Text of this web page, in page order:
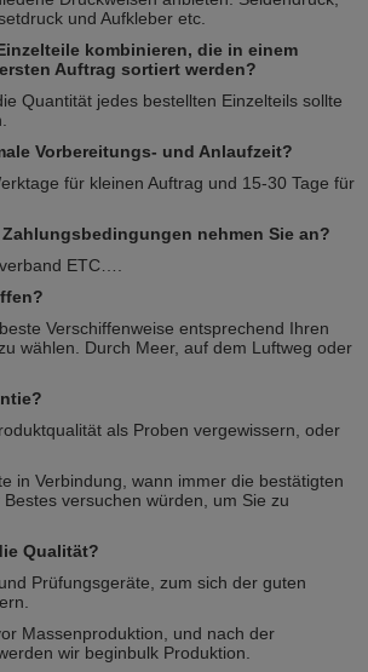
und Aufkleber etc.
kombinieren, die in einem
Auftrag sortiert werden?
Quantität jedes bestellten Einzelteils sollte
Vorbereitungs- und Anlaufzeit?
für kleinen Auftrag und 15-30 Tage für
nehmen Sie an?
ETC….
Verschiffenweise entsprechend Ihren
wählen. Durch Meer, auf dem Luftweg oder
als Proben vergewissern, oder
in Verbindung, wann immer die bestätigten
versuchen würden, um Sie zu
Qualität?
Prüfungsgeräte, zum sich der guten
Massenproduktion, und nach der
wir beginbulk Produktion.